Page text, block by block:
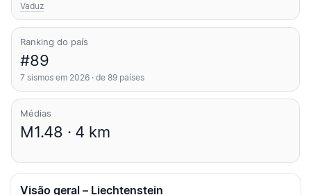
Vaduz
Ranking do país
#89
7 sismos em 2026 · de 89 países
Médias
M1.48 · 4 km
Visão geral – Liechtenstein